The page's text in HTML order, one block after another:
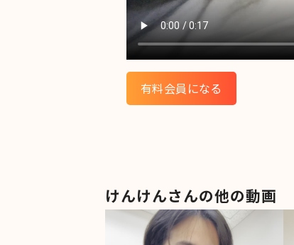
有料会員になる
けんけんさんの他の動画